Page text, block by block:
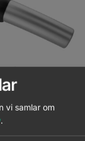
of stock
Eco XS Lithium
in för pris
vi samlar om
.